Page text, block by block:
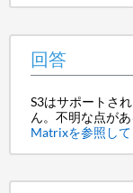
回答
S3はサポートさ
ん。不明な点が
Matrixを参照して